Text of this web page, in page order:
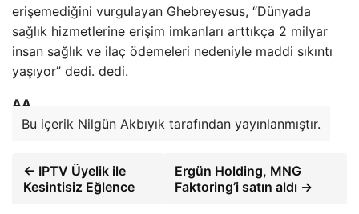
erişemediğini vurgulayan Ghebreyesus, “Dünyada
sağlık hizmetlerine erişim imkanları arttıkça 2 milyar
insan sağlık ve ilaç ödemeleri nedeniyle maddi sıkıntı
yaşıyor” dedi. dedi.
AA
Bu içerik Nilgün Akbıyık tarafından yayınlanmıştır.
← IPTV Üyelik ile
Kesintisiz Eğlence
Ergün Holding, MNG
Faktoring’i satın aldı →